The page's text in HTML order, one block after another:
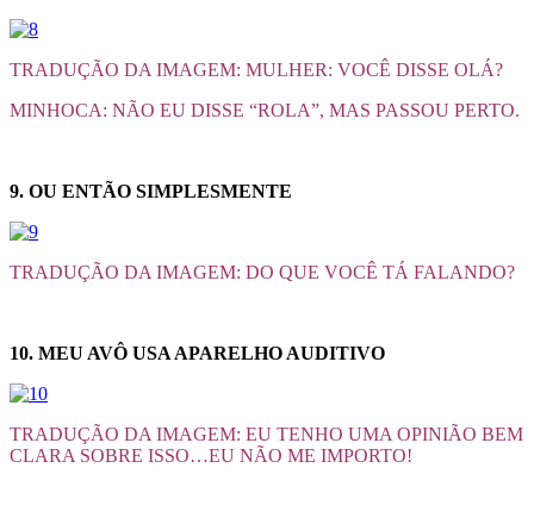
TRADUÇÃO DA IMAGEM: MULHER: VOCÊ DISSE OLÁ?
MINHOCA: NÃO EU DISSE “ROLA”, MAS PASSOU PERTO.
9. OU ENTÃO SIMPLESMENTE
TRADUÇÃO DA IMAGEM: DO QUE VOCÊ TÁ FALANDO?
10. MEU AVÔ USA APARELHO AUDITIVO
TRADUÇÃO DA IMAGEM: EU TENHO UMA OPINIÃO BEM
CLARA SOBRE ISSO…EU NÃO ME IMPORTO!